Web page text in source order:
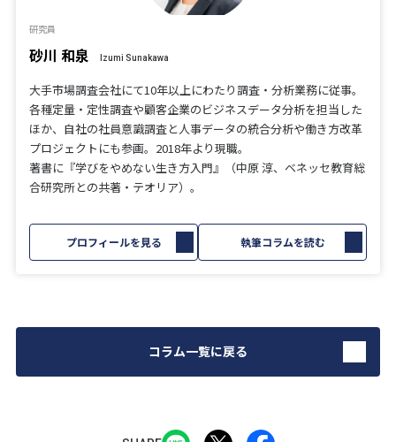
研究員
砂川 和泉 Izumi Sunakawa
大手市場調査会社にて10年以上にわたり調査・分析業務に従事。
各種定量・定性調査や顧客企業のビジネスデータ分析を担当した
ほか、自社の社員意識調査と人事データの統合分析や働き方改革
プロジェクトにも参画。2018年より現職。
著書に『学びをやめない生き方入門』（中原 淳、ベネッセ教育総
合研究所との共著・テオリア）。
プロフィールを見る 執筆コラムを読む
コラム一覧に戻る